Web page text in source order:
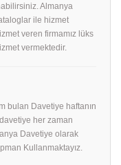
Almanya
ile hizmet
veren firmamız lüks
vermektedir.
bulan Davetiye haftanın
her zaman
Davetiye olarak
Kullanmaktayız.